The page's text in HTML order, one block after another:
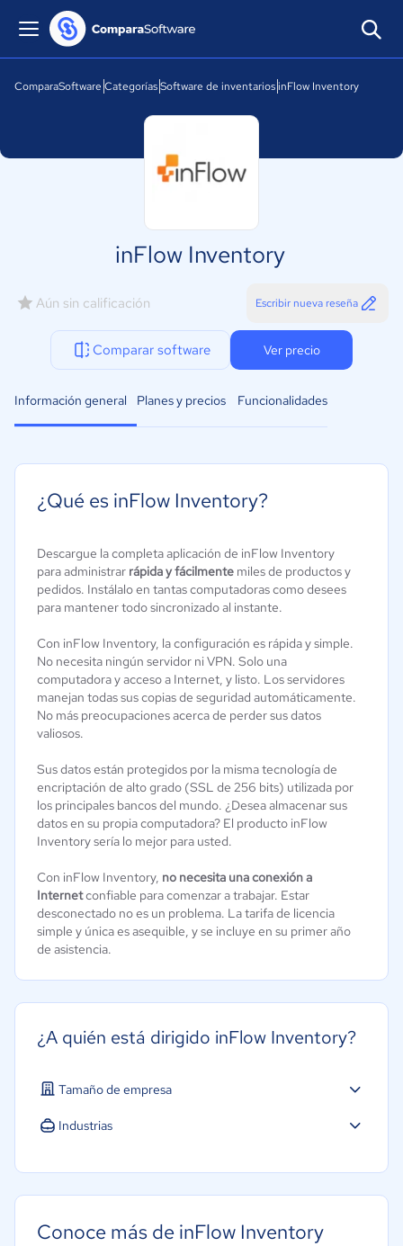
ComparaSoftware CategoríasSoftware de inventariosinFlow Inventory
inFlow Inventory
Aún sin calificación Escribir nueva reseña
Comparar software Ver precio
Información general Planes y precios Funcionalidades
¿Qué es inFlow Inventory?
Descargue la completa aplicación de inFlow Inventory
para administrar rápida y fácilmente miles de productos y
pedidos. Instálalo en tantas computadoras como desees
para mantener todo sincronizado al instante.
Con inFlow Inventory, la configuración es rápida y simple.
No necesita ningún servidor ni VPN. Solo una
computadora y acceso a Internet, y listo. Los servidores
manejan todas sus copias de seguridad automáticamente.
No más preocupaciones acerca de perder sus datos
valiosos.
Sus datos están protegidos por la misma tecnología de
encriptación de alto grado (SSL de 256 bits) utilizada por
los principales bancos del mundo. ¿Desea almacenar sus
datos en su propia computadora? El producto inFlow
Inventory sería lo mejor para usted.
Con inFlow Inventory, no necesita una conexión a
Internetconfiable para comenzar a trabajar. Estar
desconectado no es un problema. La tarifa de licencia
simple y única es asequible, y se incluye en su primer año
de asistencia.
¿A quién está dirigido inFlow Inventory?
Tamaño de empresa
Industrias
Conoce más de inFlow Inventory